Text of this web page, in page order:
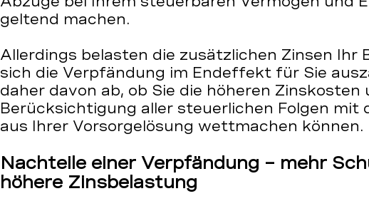
geltend machen.
Allerdings belasten die zusätzlichen Zinsen Ihr
sich die Verpfändung im Endeffekt für Sie
daher davon ab, ob Sie die höheren Zinskosten
Berücksichtigung aller steuerlichen Folgen mit
aus Ihrer Vorsorgelösung wettmachen können.
Nachteile einer Verpfändung – mehr
höhere Zinsbelastung